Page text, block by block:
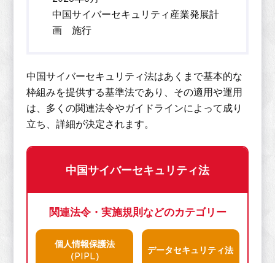
中国サイバーセキュリティ産業発展計
画 施行
中国サイバーセキュリティ法はあくまで基本的な
枠組みを提供する基準法であり、その適用や運用
は、多くの関連法令やガイドラインによって成り
立ち、詳細が決定されます。
中国サイバーセキュリティ法
関連法令・実施規則などのカテゴリー
個人情報保護法
（PIPL）
データセキュリティ法